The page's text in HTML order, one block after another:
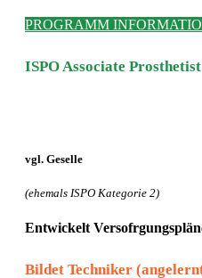
PROGRAMM
ISPO Associate
vgl. Geselle
(ehemals ISPO Kategorie 2)
Entwickelt
Bildet Techniker